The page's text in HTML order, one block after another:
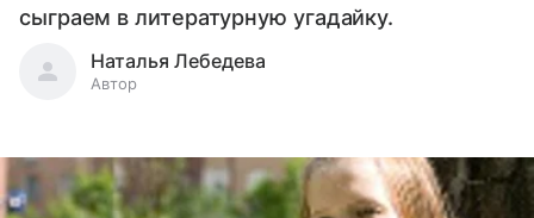
сыграем в литературную угадайку.
Наталья Лебедева
Автор